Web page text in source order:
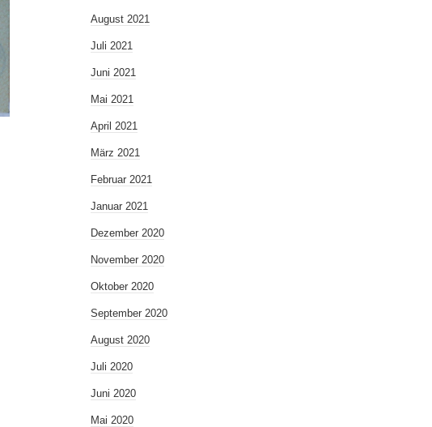
August 2021
Juli 2021
Juni 2021
Mai 2021
April 2021
März 2021
Februar 2021
Januar 2021
Dezember 2020
November 2020
Oktober 2020
September 2020
August 2020
Juli 2020
Juni 2020
Mai 2020